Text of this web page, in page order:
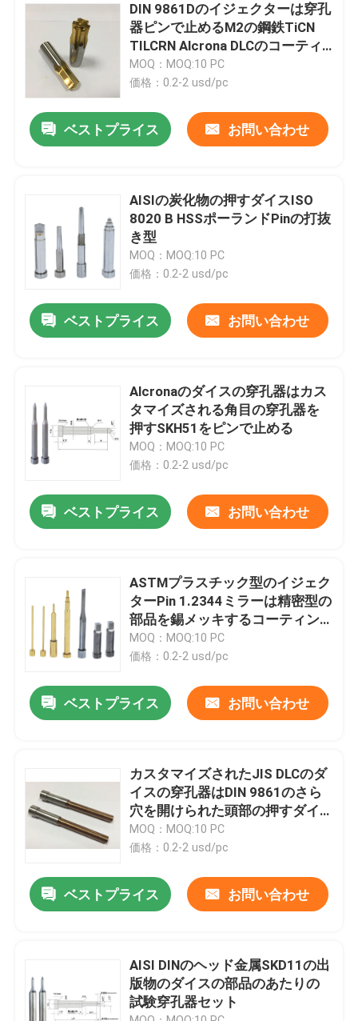
企業情報
接触
製品
プラスチック注入型の部品
穿孔器ピンは死ぬ
ブロックを見つけること
ガイド ピンおよびブッシュ
DIN 9861Dのイジェクターは穿孔
器ピンで止めるM2の鋼鉄TiCN
TILCRN Alcrona DLCのコーティ
ングを死ぬ
MOQ：MOQ:10 PC
価格：0.2-2 usd/pc
ベストプライス お問い合わせ
AISIの炭化物の押すダイスISO
8020 B HSSポーランドPinの打抜
き型
MOQ：MOQ:10 PC
価格：0.2-2 usd/pc
ベストプライス お問い合わせ
Alcronaのダイスの穿孔器はカス
タマイズされる角目の穿孔器を
押すSKH51をピンで止める
MOQ：MOQ:10 PC
価格：0.2-2 usd/pc
ベストプライス お問い合わせ
ASTMプラスチック型のイジェク
ターPin 1.2344ミラーは精密型の
部品を錫メッキするコーティン
グを磨いた
MOQ：MOQ:10 PC
価格：0.2-2 usd/pc
ベストプライス お問い合わせ
カスタマイズされたJIS DLCのダ
イスの穿孔器はDIN 9861のさら
穴を開けられた頭部の押すダイ
スの穿孔器をピンで止める
MOQ：MOQ:10 PC
価格：0.2-2 usd/pc
ベストプライス お問い合わせ
AISI DINのヘッド金属SKD11の出
版物のダイスの部品のあたりの
試験穿孔器セット